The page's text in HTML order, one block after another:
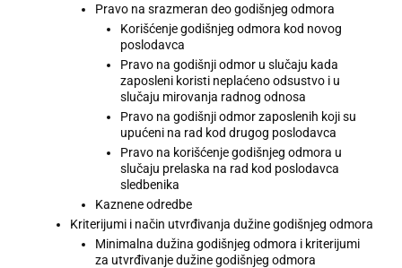
Pravo na srazmeran deo godišnjeg odmora
Korišćenje godišnjeg odmora kod novog
poslodavca
Pravo na godišnji odmor u slučaju kada
zaposleni koristi neplaćeno odsustvo i u
slučaju mirovanja radnog odnosa
Pravo na godišnji odmor zaposlenih koji su
upućeni na rad kod drugog poslodavca
Pravo na korišćenje godišnjeg odmora u
slučaju prelaska na rad kod poslodavca
sledbenika
Kaznene odredbe
Kriterijumi i način utvrđivanja dužine godišnjeg odmora
Minimalna dužina godišnjeg odmora i kriterijumi
za utvrđivanje dužine godišnjeg odmora